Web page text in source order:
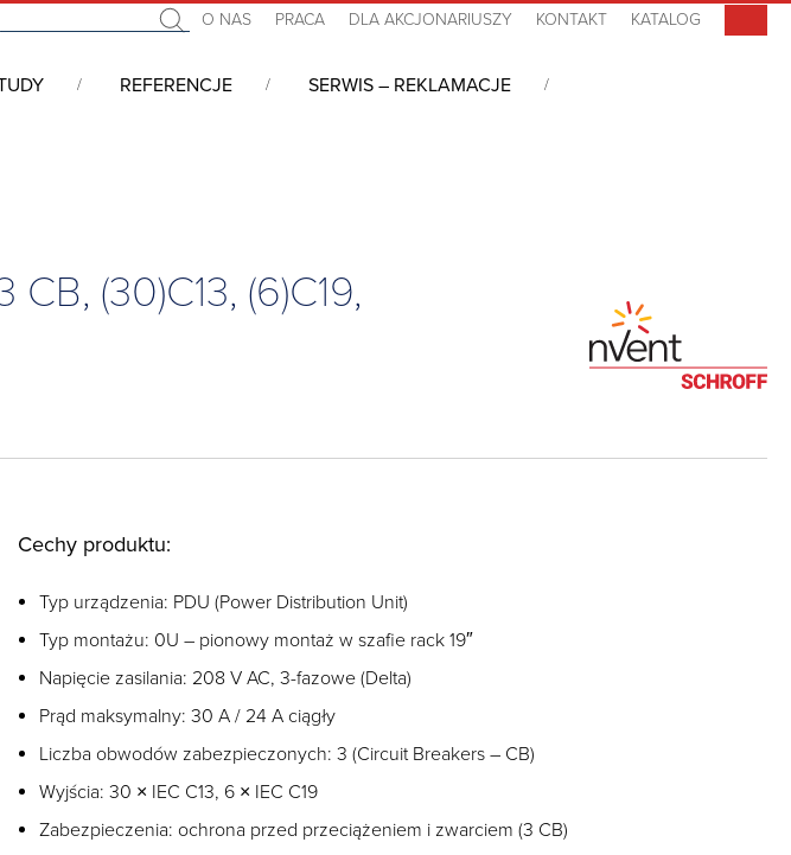
O NAS PRACA DLA AKCJONARIUSZY KONTAKT KATALOG
REFERENCJE SERWIS – REKLAMACJE
(30)C13, (6)C19,
Cechy produktu:
Typ urządzenia: PDU (Power Distribution Unit)
Typ montażu: 0U – pionowy montaż w szafie rack 19″
Napięcie zasilania: 208 V AC, 3-fazowe (Delta)
Prąd maksymalny: 30 A / 24 A ciągły
Liczba obwodów zabezpieczonych: 3 (Circuit Breakers – CB)
Wyjścia: 30 × IEC C13, 6 × IEC C19
Zabezpieczenia: ochrona przed przeciążeniem i zwarciem (3 CB)